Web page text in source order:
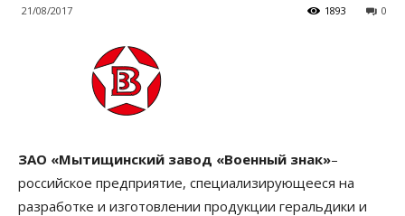
21/08/2017 0
1893
ЗАО «Мытищинский завод «Военный знак»–
российское предприятие, специализирующееся на
разработке и изготовлении продукции геральдики и